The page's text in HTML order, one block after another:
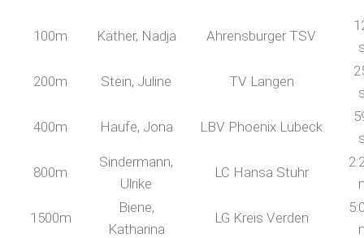
100m Käther, Nadja Ahrensburger TSV
200m Stein, Juline TV Langen
400m Haufe, Jona LBV Phoenix Lübeck
800m
Sindermann,
Ulrike
LC Hansa Stuhr
1500m
Biene,
Katharina
LG Kreis Verden